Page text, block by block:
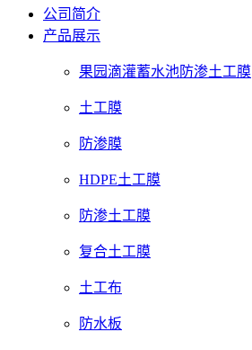
公司简介
产品展示
果园滴灌蓄水池防渗土工膜
土工膜
防渗膜
HDPE土工膜
防渗土工膜
复合土工膜
土工布
防水板